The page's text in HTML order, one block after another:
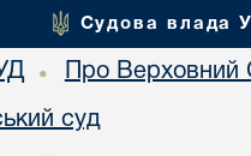
Судова влада
• Про Верховний
суд